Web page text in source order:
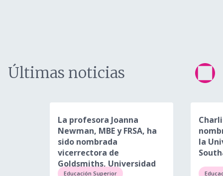
Últimas noticias
La profesora Joanna
Newman, MBE y FRSA, ha
sido nombrada
vicerrectora de
Goldsmiths, Universidad
Educación Superior
la